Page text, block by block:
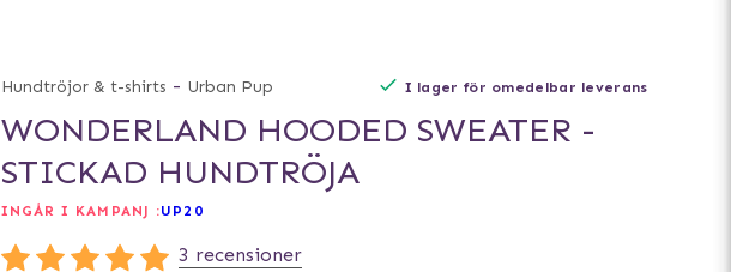
Hundtröjor & t-shirts - Urban Pup I lager för omedelbar leverans
WONDERLAND HOODED SWEATER -
STICKAD HUNDTRÖJA
INGÅR I KAMPANJ :UP20
3 recensioner